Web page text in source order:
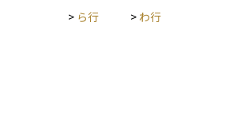
> ら行 > わ行